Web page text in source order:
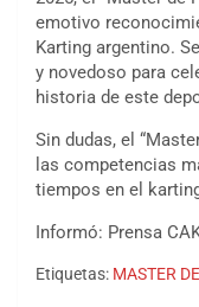
emotivo
Karting argentino.
y novedoso para
historia de este
Sin dudas, el
las competencias
tiempos en el
Informó: Prensa
Etiquetas: MASTER